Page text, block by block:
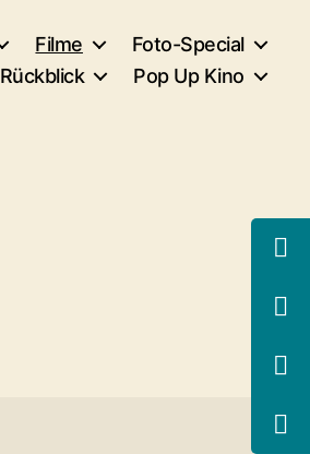
Filme
Foto-Special
Rückblick
Pop Up Kino